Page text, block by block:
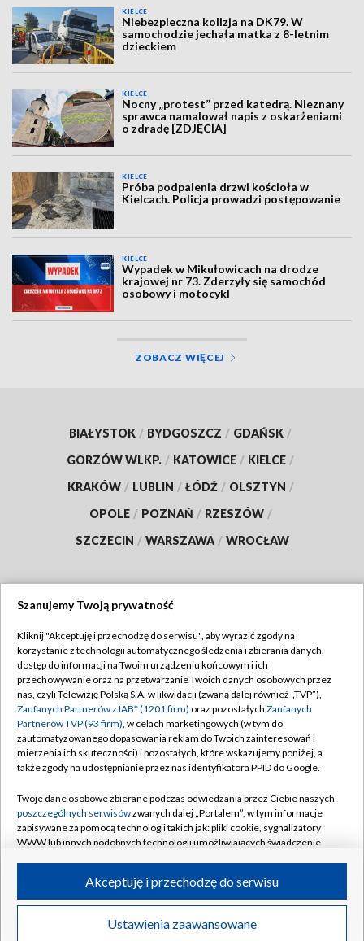
KIELCE
Niebezpieczna kolizja na DK79. W
samochodzie jechała matka z 8-letnim
dzieckiem
KIELCE
Nocny „protest” przed katedrą. Nieznany
sprawca namalował napis z oskarżeniami
o zdradę [ZDJĘCIA]
KIELCE
Próba podpalenia drzwi kościoła w
Kielcach. Policja prowadzi postępowanie
KIELCE
Wypadek w Mikułowicach na drodze
krajowej nr 73. Zderzyły się samochód
osobowy i motocykl
ZOBACZ WIĘCEJ
BIAŁYSTOK / BYDGOSZCZ / GDAŃSK /
GORZÓW WLKP. / KATOWICE / KIELCE /
KRAKÓW / LUBLIN / ŁÓDŹ / OLSZTYN /
OPOLE / POZNAŃ / RZESZÓW /
SZCZECIN / WARSZAWA / WROCŁAW
TVP
Abonament TVP
Emisja w TVP
Centrum informacji TVP
Naziemna Telewizja Cyfrowa
Rada Programowa
System NOS
Informacje o nadawcy
Program dla prasy
Regulamin TVP
Polityka prywatności
Moje zgody
Pomoc
Kontakt
Kanały
©2026 Telewizja Polska S.A. w likwidacji
Szanujemy Twoją prywatność
Kliknij "Akceptuję i przechodzę do serwisu", aby wyrazić zgody na
korzystanie z technologii automatycznego śledzenia i zbierania danych,
dostęp do informacji na Twoim urządzeniu końcowym i ich
przechowywanie oraz na przetwarzanie Twoich danych osobowych przez
nas, czyli Telewizję Polską S.A. w likwidacji (zwaną dalej również „TVP”),
Zaufanych Partnerów z IAB* (1201 firm) oraz pozostałych Zaufanych
Partnerów TVP (93 firm), w celach marketingowych (w tym do
zautomatyzowanego dopasowania reklam do Twoich zainteresowań i
mierzenia ich skuteczności) i pozostałych, które wskazujemy poniżej, a
także zgody na udostępnianie przez nas identyfikatora PPID do Google.
Twoje dane osobowe zbierane podczas odwiedzania przez Ciebie naszych
poszczególnych serwisówzwanych dalej „Portalem”, w tym informacje
zapisywane za pomocą technologii takich jak: pliki cookie, sygnalizatory
WWW lub innych podobnych technologii umożliwiających świadczenie
ruchu w Internecie.
Twoje dane osobowe zbierane podczas odwiedzania przez Ciebie
poszczególnych serwisówna Portalu, takie jak adresy IP, identyfikatory
Ustawienia zaawansowane
Akceptuję i przechodzę do serwisu